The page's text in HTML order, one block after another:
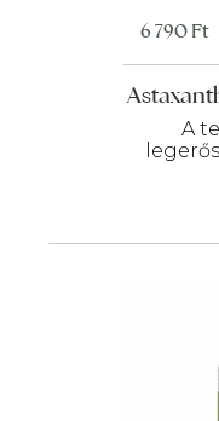
A
6 790Ft